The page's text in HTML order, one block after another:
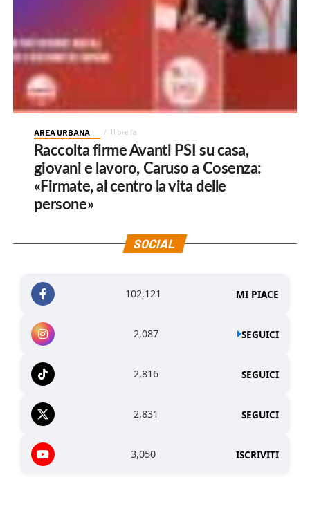
AREA URBANA 11 ore fa
Raccolta firme Avanti PSI su casa,
giovani e lavoro, Caruso a Cosenza:
«Firmate, al centro la vita delle
persone»
SOCIAL
102,121 MI PIACE
2,087 SEGUICI
2,816 SEGUICI
2,831 SEGUICI
3,050 ISCRIVITI